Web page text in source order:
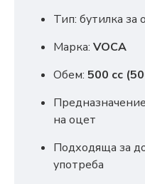
Тип: бутилка за
Марка: VOCA
Обем: 500 cc
на оцет
Подходяща за
употреба